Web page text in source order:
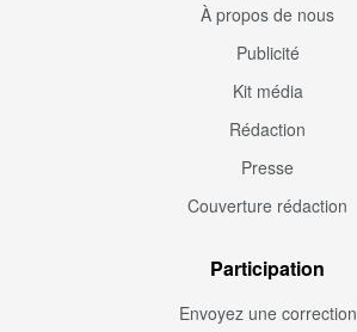
À propos de nous
Publicité
Kit média
Rédaction
Presse
Couverture rédaction
Participation
Envoyez une correction